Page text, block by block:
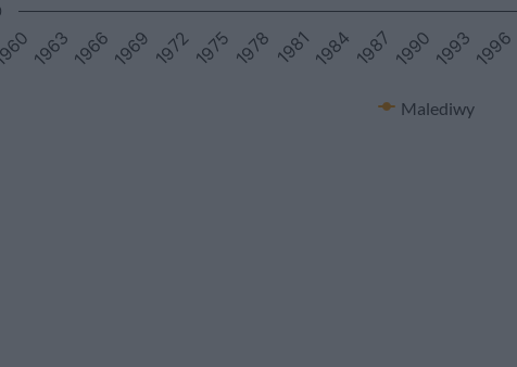
Malediwy
196319661969 19721975 1978 19811984 1987 199019931996